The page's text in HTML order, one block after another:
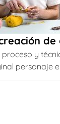
y
personaje